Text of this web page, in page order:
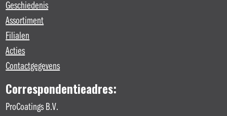
Geschiedenis
Assortiment
Filialen
Acties
Contactgegevens
Correspondentieadres:
ProCoatings B.V.